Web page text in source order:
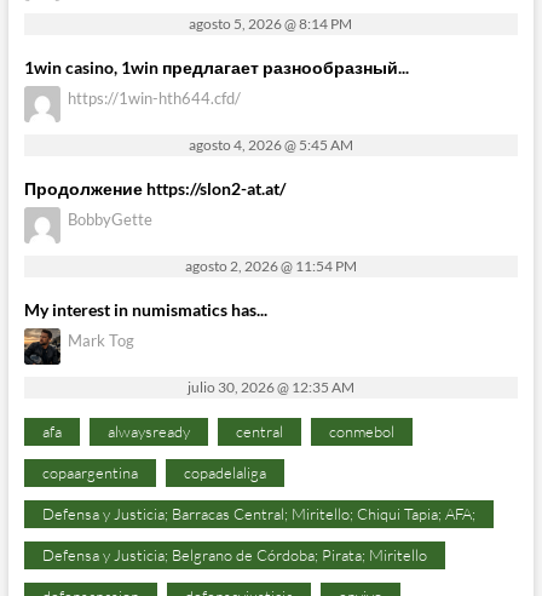
agosto 5, 2026 @ 8:14 PM
1win casino, 1win предлагает разнообразный...
https://1win-hth644.cfd/
agosto 4, 2026 @ 5:45 AM
Продолжение https://slon2-at.at/
BobbyGette
agosto 2, 2026 @ 11:54 PM
My interest in numismatics has...
Mark Tog
julio 30, 2026 @ 12:35 AM
afa alwaysready central conmebol
copaargentina copadelaliga
Defensa y Justicia; Barracas Central; Miritello; Chiqui Tapia; AFA;
Defensa y Justicia; Belgrano de Córdoba; Pirata; Miritello